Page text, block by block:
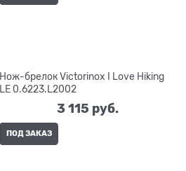
Нож-брелок Victorinox I Love Hiking
LE 0.6223.L2002
3 115 руб.
ПОД ЗАКАЗ